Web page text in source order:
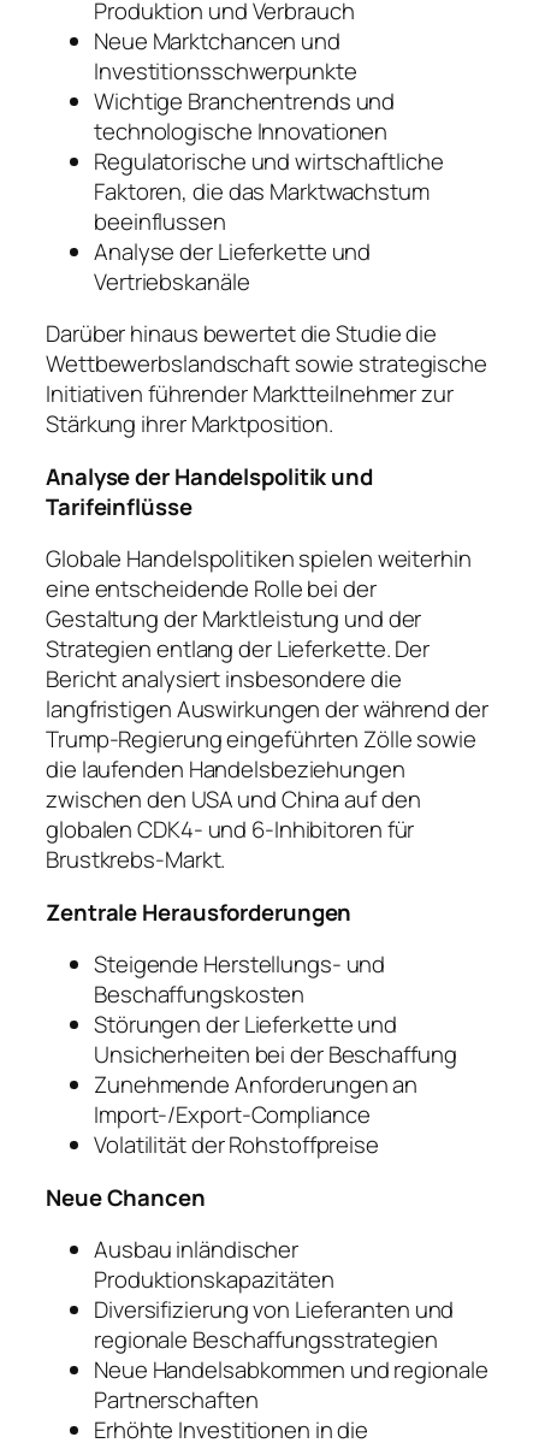
Produktion und Verbrauch
Neue Marktchancen und
Investitionsschwerpunkte
Wichtige Branchentrends und
technologische Innovationen
Regulatorische und wirtschaftliche
Faktoren, die das Marktwachstum
beeinflussen
Analyse der Lieferkette und
Vertriebskanäle
Darüber hinaus bewertet die Studie die
Wettbewerbslandschaft sowie strategische
Initiativen führender Marktteilnehmer zur
Stärkung ihrer Marktposition.
Analyse der Handelspolitik und
Tarifeinflüsse
Globale Handelspolitiken spielen weiterhin
eine entscheidende Rolle bei der
Gestaltung der Marktleistung und der
Strategien entlang der Lieferkette. Der
Bericht analysiert insbesondere die
langfristigen Auswirkungen der während der
Trump-Regierung eingeführten Zölle sowie
die laufenden Handelsbeziehungen
zwischen den USA und China auf den
globalen CDK4- und 6-Inhibitoren für
Brustkrebs-Markt.
Zentrale Herausforderungen
Steigende Herstellungs- und
Beschaffungskosten
Störungen der Lieferkette und
Unsicherheiten bei der Beschaffung
Zunehmende Anforderungen an
Import-/Export-Compliance
Volatilität der Rohstoffpreise
Neue Chancen
Ausbau inländischer
Produktionskapazitäten
Diversifizierung von Lieferanten und
regionale Beschaffungsstrategien
Neue Handelsabkommen und regionale
Partnerschaften
Erhöhte Investitionen in die